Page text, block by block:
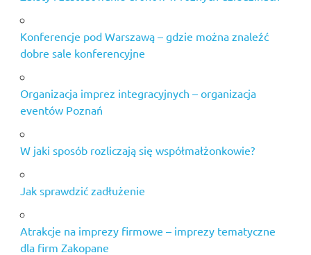
Konferencje pod Warszawą – gdzie można znaleźć
dobre sale konferencyjne
Organizacja imprez integracyjnych – organizacja
eventów Poznań
W jaki sposób rozliczają się współmałżonkowie?
Jak sprawdzić zadłużenie
Atrakcje na imprezy firmowe – imprezy tematyczne
dla firm Zakopane